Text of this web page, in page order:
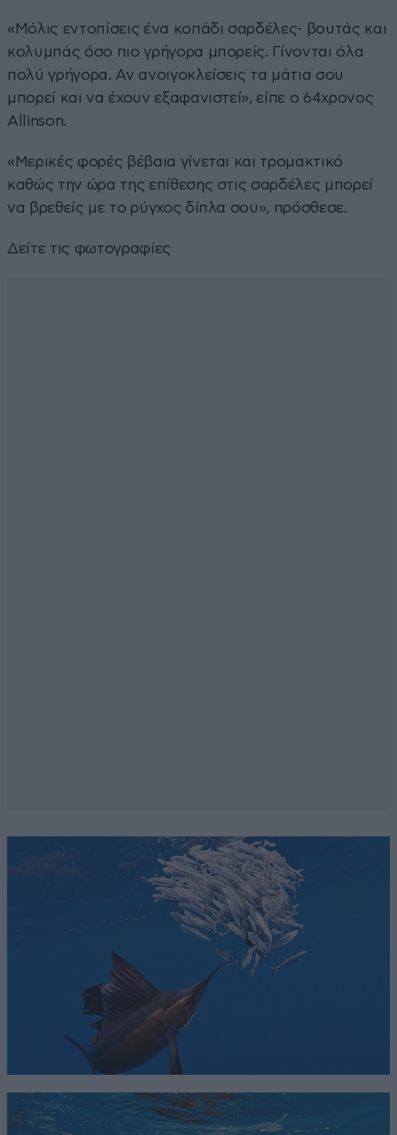
«Μόλις εντοπίσεις ένα κοπάδι σαρδέλες- βουτάς και
κολυμπάς όσο πιο γρήγορα μπορείς. Γίνονται όλα
πολύ γρήγορα. Αν ανοιγοκλείσεις τα μάτια σου
μπορεί και να έχουν εξαφανιστεί», είπε ο 64χρονος
Allinson.
«Μερικές φορές βέβαια γίνεται και τρομακτικό
καθώς την ώρα της επίθεσης στις σαρδέλες μπορεί
να βρεθείς με το ρύγχος δίπλα σου», πρόσθεσε.
Δείτε τις φωτογραφίες